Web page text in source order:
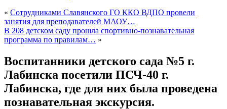
« Сотрудниками Славянского ГО ККО ВДПО провели
занятия для преподавателей МАОУ…
В 208 детском саду прошла спортивно-познавательная
программа по правилам… »
Воспитанники детского сада №5 г.
Лабинска посетили ПСЧ-40 г.
Лабинска, где для них была проведена
познавательная экскурсия.